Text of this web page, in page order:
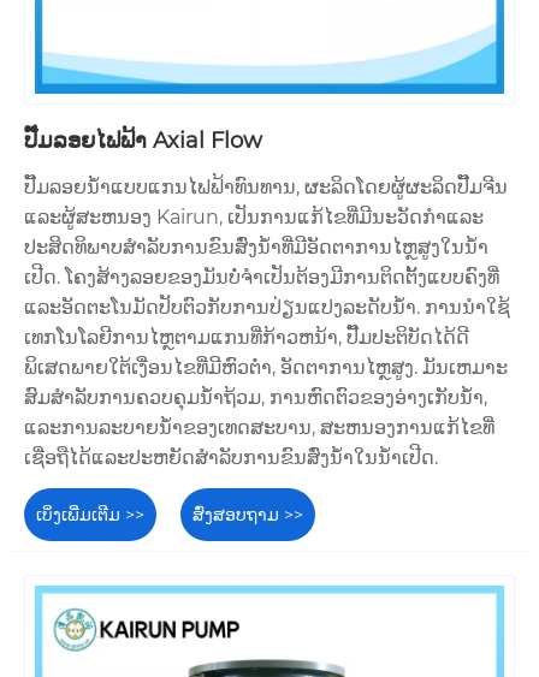
ປັ໊ມລອຍໄຟຟ້າ Axial Flow
ປັ໊ມລອຍນ້ໍາແບບແກນໄຟຟ້າທົນທານ, ຜະລິດໂດຍຜູ້ຜະລິດປັ໊ມຈີນ
ແລະຜູ້ສະຫນອງ Kairun, ເປັນການແກ້ໄຂທີ່ມີນະວັດກໍາແລະ
ປະສິດທິພາບສໍາລັບການຂົນສົ່ງນ້ໍາທີ່ມີອັດຕາການໄຫຼສູງໃນນ້ໍາ
ເປີດ. ໂຄງສ້າງລອຍຂອງມັນບໍ່ຈໍາເປັນຕ້ອງມີການຕິດຕັ້ງແບບຄົງທີ່
ແລະອັດຕະໂນມັດປັບຕົວກັບການປ່ຽນແປງລະດັບນ້ໍາ. ການນໍາໃຊ້
ເທກໂນໂລຍີການໄຫຼຕາມແກນທີ່ກ້າວຫນ້າ, ປັ໊ມປະຕິບັດໄດ້ດີ
ພິເສດພາຍໃຕ້ເງື່ອນໄຂທີ່ມີຫົວຕ່ໍາ, ອັດຕາການໄຫຼສູງ. ມັນເຫມາະ
ສົມສໍາລັບການຄວບຄຸມນ້ໍາຖ້ວມ, ການຫົດຕົວຂອງອ່າງເກັບນ້ໍາ,
ແລະການລະບາຍນ້ໍາຂອງເທດສະບານ, ສະຫນອງການແກ້ໄຂທີ່
ເຊື່ອຖືໄດ້ແລະປະຫຍັດສໍາລັບການຂົນສົ່ງນ້ໍາໃນນ້ໍາເປີດ.
ເບິ່ງເພີ່ມເຕີມ >> ສົ່ງສອບຖາມ >>